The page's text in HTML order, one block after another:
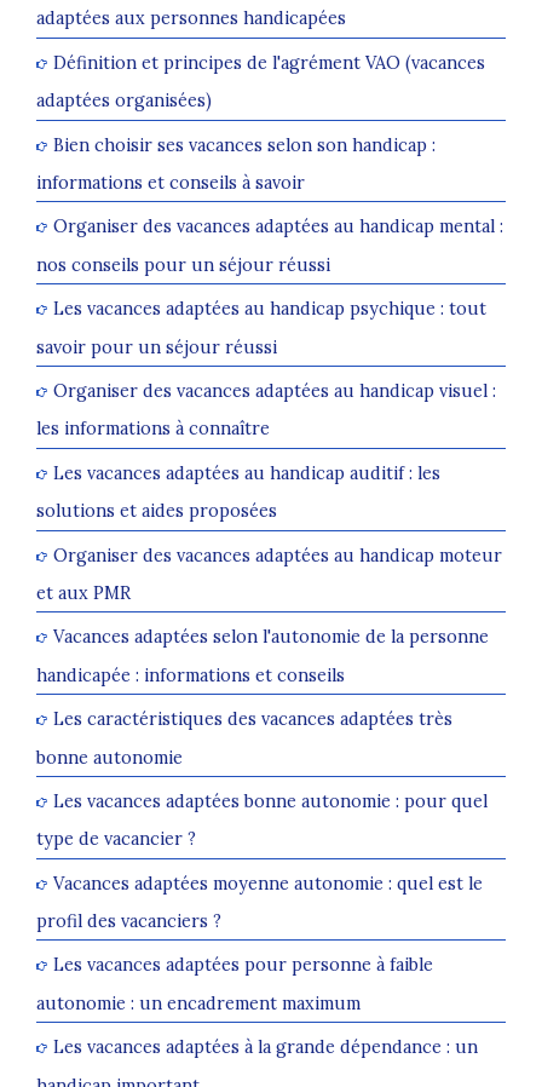
adaptées aux personnes handicapées
Définition et principes de l'agrément VAO (vacances
adaptées organisées)
Bien choisir ses vacances selon son handicap :
informations et conseils à savoir
Organiser des vacances adaptées au handicap mental :
nos conseils pour un séjour réussi
Les vacances adaptées au handicap psychique : tout
savoir pour un séjour réussi
Organiser des vacances adaptées au handicap visuel :
les informations à connaître
Les vacances adaptées au handicap auditif : les
solutions et aides proposées
Organiser des vacances adaptées au handicap moteur
et aux PMR
Vacances adaptées selon l'autonomie de la personne
handicapée : informations et conseils
Les caractéristiques des vacances adaptées très
bonne autonomie
Les vacances adaptées bonne autonomie : pour quel
type de vacancier ?
Vacances adaptées moyenne autonomie : quel est le
profil des vacanciers ?
Les vacances adaptées pour personne à faible
autonomie : un encadrement maximum
Les vacances adaptées à la grande dépendance : un